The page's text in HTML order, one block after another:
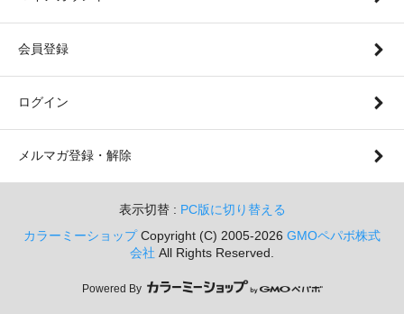
会員登録
ログイン
メルマガ登録・解除
表示切替 : PC版に切り替える
カラーミーショップCopyright (C) 2005-2026 GMOペパボ株式
会社 All Rights Reserved.
Powered By